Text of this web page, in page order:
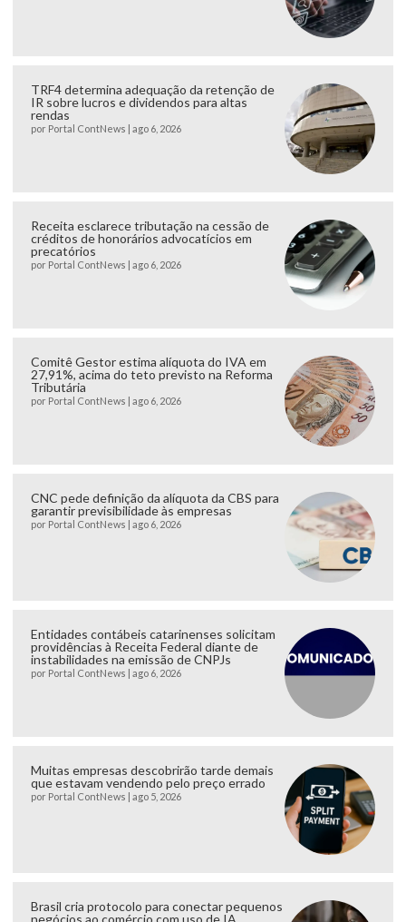
TRF4 determina adequação da retenção de
IR sobre lucros e dividendos para altas
rendas
por Portal ContNews ago 6, 2026
Receita esclarece tributação na cessão de
créditos de honorários advocatícios em
precatórios
por Portal ContNews ago 6, 2026
Comitê Gestor estima alíquota do IVA em
27,91%, acima do teto previsto na Reforma
Tributária
por Portal ContNews ago 6, 2026
CNC pede definição da alíquota da CBS para
garantir previsibilidade às empresas
por Portal ContNews ago 6, 2026
Entidades contábeis catarinenses solicitam
providências à Receita Federal diante de
instabilidades na emissão de CNPJs
por Portal ContNews ago 6, 2026
Muitas empresas descobrirão tarde demais
que estavam vendendo pelo preço errado
por Portal ContNews ago 5, 2026
Brasil cria protocolo para conectar pequenos